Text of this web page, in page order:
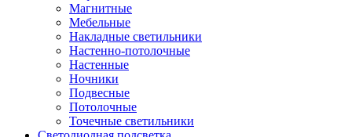
Магнитные
Мебельные
Накладные светильники
Настенно-потолочные
Настенные
Ночники
Подвесные
Потолочные
Точечные светильники